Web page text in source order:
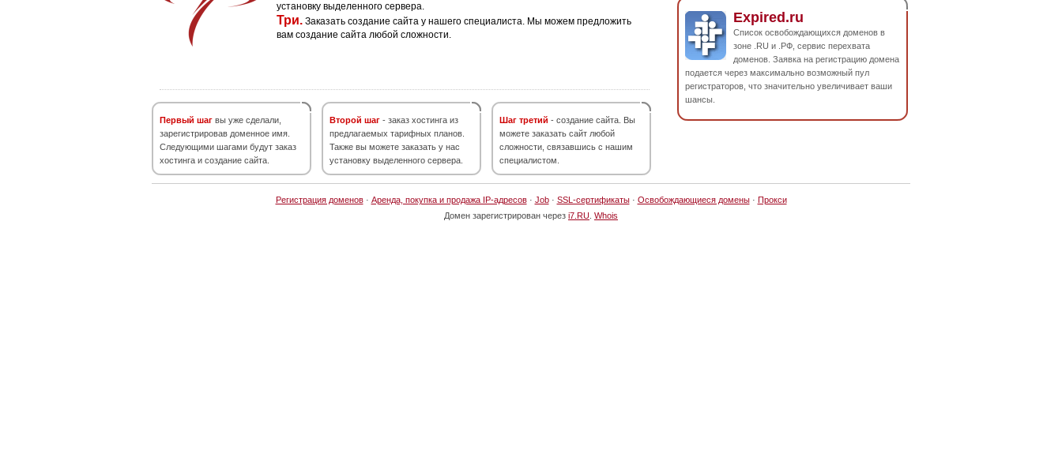
установку выделенного сервера.
Три. Заказать создание сайта у нашего специалиста. Мы можем предложить
вам создание сайта любой сложности.
Первый шаг вы уже сделали,
зарегистрировав доменное имя.
Следующими шагами будут заказ
хостинга и создание сайта.
Второй шаг - заказ хостинга из
предлагаемых тарифных планов.
Также вы можете заказать у нас
установку выделенного сервера.
Шаг третий - создание сайта. Вы
можете заказать сайт любой
сложности, связавшись с нашим
специалистом.
Expired.ru
Список освобождающихся доменов в
зоне .RU и .РФ, сервис перехвата
доменов. Заявка на регистрацию домена
подается через максимально возможный пул
регистраторов, что значительно увеличивает ваши
шансы.
Регистрация доменов· Аренда, покупка и продажа IP-адресов· Job· SSL-сертификаты· Освобождающиеся домены· Прокси
Домен зарегистрирован через i7.RU Whois